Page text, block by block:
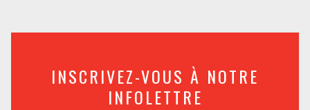
INSCRIVEZ-VOUS À NOTRE
INFOLETTRE